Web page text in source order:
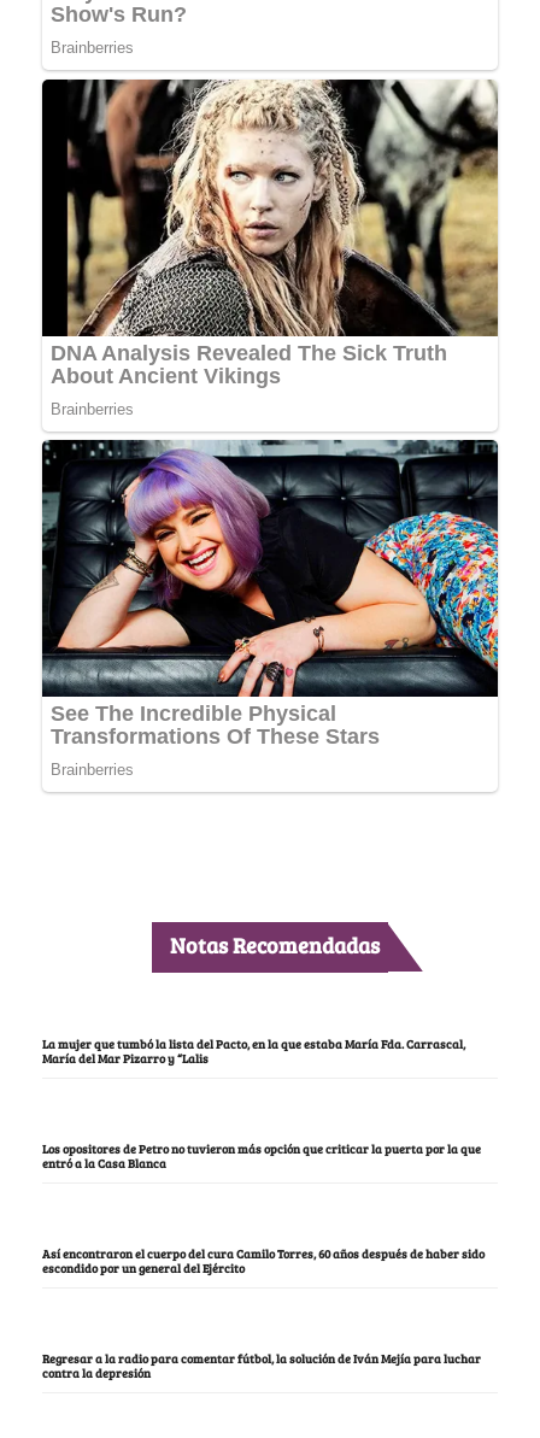
Notas Recomendadas
La mujer que tumbó la lista del Pacto, en la que estaba María Fda. Carrascal,
María del Mar Pizarro y “Lalis
Los opositores de Petro no tuvieron más opción que criticar la puerta por la que
entró a la Casa Blanca
Así encontraron el cuerpo del cura Camilo Torres, 60 años después de haber sido
escondido por un general del Ejército
Regresar a la radio para comentar fútbol, la solución de Iván Mejía para luchar
contra la depresión